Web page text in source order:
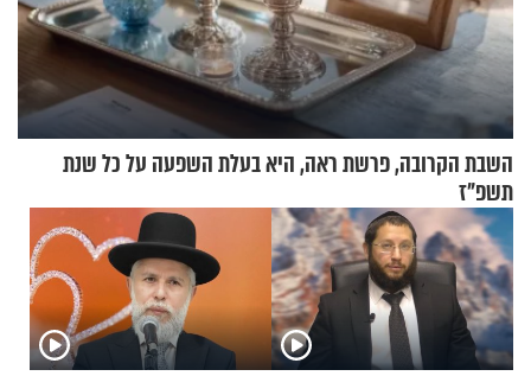
השבת הקרובה, פרשת ראה, היא בעלת השפעה על כל שנת
תשפ"ז